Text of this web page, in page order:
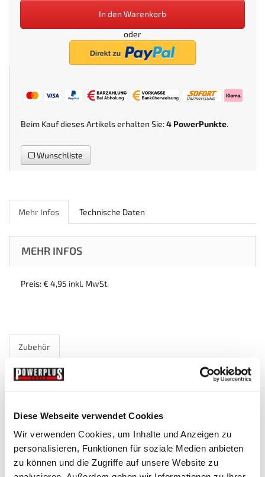
Diese Webseite verwendet Cookies
Wir verwenden Cookies, um Inhalte und Anzeigen zu
personalisieren, Funktionen für soziale Medien anbieten
zu können und die Zugriffe auf unsere Website zu
In den Warenkorb
oder
Beim Kauf dieses Artikels erhalten Sie:4 PowerPunkte.
Wunschliste
Mehr Infos Technische Daten
MEHR INFOS
Preis: € 4,95 inkl. MwSt.
Zubehör